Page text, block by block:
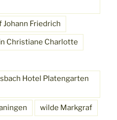
Johann Friedrich
Christiane Charlotte
Hotel Platengarten
wilde Markgraf